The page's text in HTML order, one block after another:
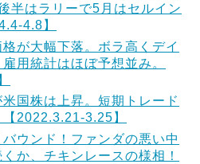
半はラリーで5月はセルイン
4.8】
が大幅下落。ボラ高くデイ
用統計はほぼ予想並み。
国株は上昇。短期トレード
2022.3.21-3.25】
ウンド！ファンダの悪い中
か、チキンレースの様相！